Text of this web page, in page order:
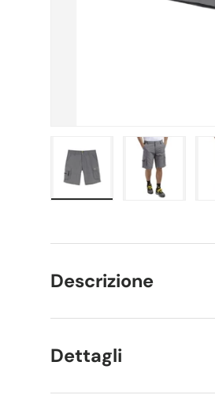
Descrizione
Dettagli